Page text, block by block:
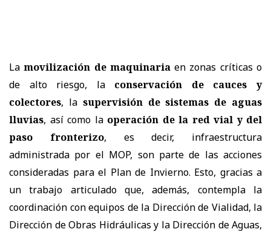
Lamovilización de maquinariaen zonas críticas o
de alto riesgo, la conservación de cauces y
colectores, la supervisión de sistemas de aguas
lluvias, así como la operación de la red vial y del
paso fronterizo, es decir, infraestructura
administrada por el MOP, son parte de las acciones
consideradas para el Plan de Invierno. Esto, gracias a
un trabajo articulado que, además, contempla la
coordinación con equipos de la Dirección de Vialidad, la
Dirección de Obras Hidráulicas y la Dirección de Aguas,